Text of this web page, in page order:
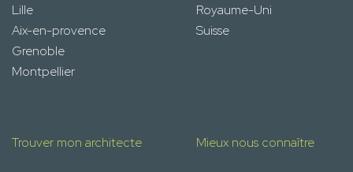
Lille
Aix-en-provence
Grenoble
Montpellier
Royaume-Uni
Suisse
Trouver mon architecte Mieux nous connaître